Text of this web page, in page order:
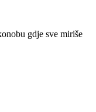
gdje sve miriše